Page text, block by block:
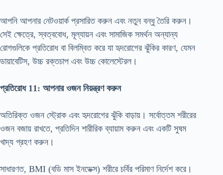
আপনি আপনার নেটওয়ার্ক প্রসারিত করুন এবং নতুন বন্ধু তৈরি করুন।
সেই ক্ষেত্রে, স্বত্ববোধ, মূল্যায়ন এবং সামাজিক সমর্থন অন্যান্য
রোগগুলিকে প্রতিরোধ বা বিলম্বিত করে যা হৃদরোগের ঝুঁকির কারণ, যেমন
ডায়াবেটিস, উচ্চ রক্তচাপ এবং উচ্চ কোলেস্টেরল।
প্রতিরোধ 11: আপনার ওজন নিয়ন্ত্রণ করুন
অতিরিক্ত ওজন স্ট্রোক এবং হৃদরোগের ঝুঁকি বাড়ায়। সর্বোত্তম শরীরের
ওজন বজায় রাখতে, প্রতিদিন শারীরিক ব্যায়াম করুন এবং একটি সুষম
খাদ্য গ্রহণ করুন।
সাধারণত, BMI (বডি মাস ইনডেক্স) শরীরে চর্বির পরিমাণ নির্দেশ করে।